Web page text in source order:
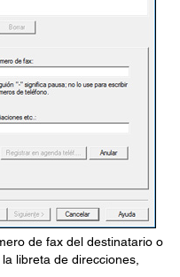
de fax del destinatario o
libreta de direcciones,